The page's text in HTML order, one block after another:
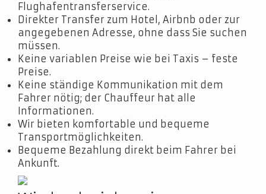
Flughafentransferservice.
Direkter Transfer zum Hotel, Airbnb oder zur
angegebenen Adresse, ohne dass Sie suchen
müssen.
Keine variablen Preise wie bei Taxis – feste
Preise.
Keine ständige Kommunikation mit dem
Fahrer nötig; der Chauffeur hat alle
Informationen.
Wir bieten komfortable und bequeme
Transportmöglichkeiten.
Bequeme Bezahlung direkt beim Fahrer bei
Ankunft.